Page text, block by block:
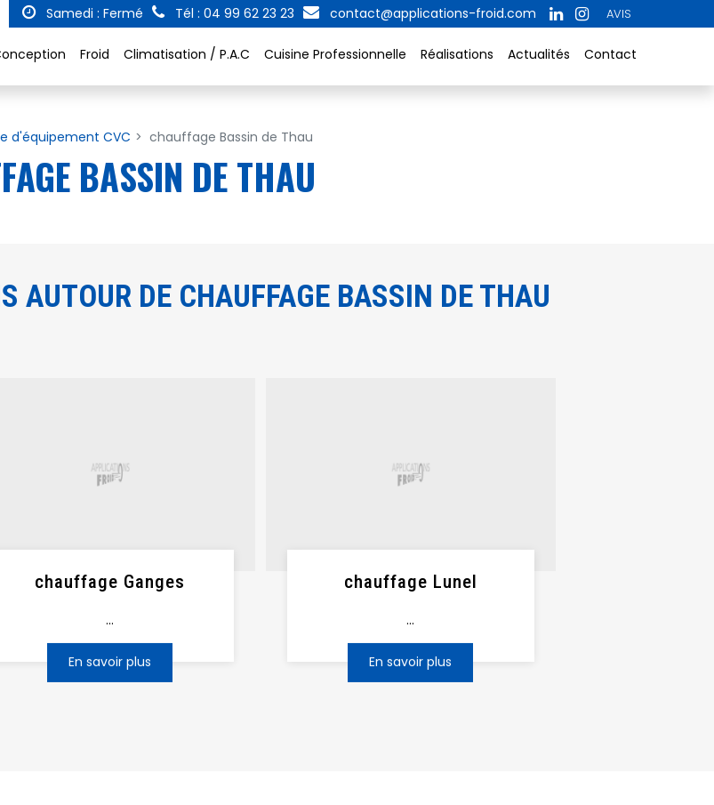
Samedi : Fermé Tél : 04 99 62 23 23 contact@applications-froid.com AVIS
Froid Climatisation / P.A.C Cuisine Professionnelle Réalisations Actualités Contact
d'équipement CVC chauffage Bassin de Thau
BASSIN DE THAU
AUTOUR DE CHAUFFAGE BASSIN DE THAU
chauffage Ganges
...
En savoir plus
chauffage Lunel
...
En savoir plus